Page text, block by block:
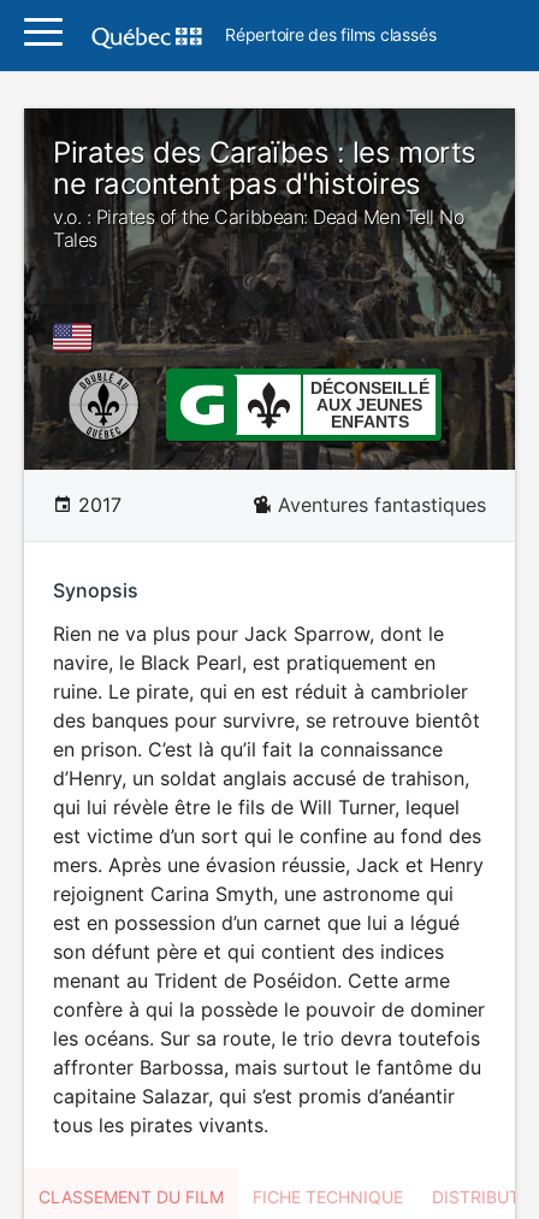
Répertoire des films classés
Pirates des Caraïbes : les morts
ne racontent pas d'histoires
v.o. : Pirates of the Caribbean: Dead Men Tell No
Tales
DÉCONSEILLÉ
AUX JEUNES
ENFANTS
2017 Aventures fantastiques
Synopsis
Rien ne va plus pour Jack Sparrow, dont le
navire, le Black Pearl, est pratiquement en
ruine. Le pirate, qui en est réduit à cambrioler
des banques pour survivre, se retrouve bientôt
en prison. C’est là qu’il fait la connaissance
d’Henry, un soldat anglais accusé de trahison,
qui lui révèle être le fils de Will Turner, lequel
est victime d’un sort qui le confine au fond des
mers. Après une évasion réussie, Jack et Henry
rejoignent Carina Smyth, une astronome qui
est en possession d’un carnet que lui a légué
son défunt père et qui contient des indices
menant au Trident de Poséidon. Cette arme
confère à qui la possède le pouvoir de dominer
les océans. Sur sa route, le trio devra toutefois
affronter Barbossa, mais surtout le fantôme du
capitaine Salazar, qui s’est promis d’anéantir
tous les pirates vivants.
CLASSEMENT DU FILM FICHE TECHNIQUE